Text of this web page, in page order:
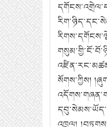
སོགས་ཀྱིས།
འཁྲུལ།